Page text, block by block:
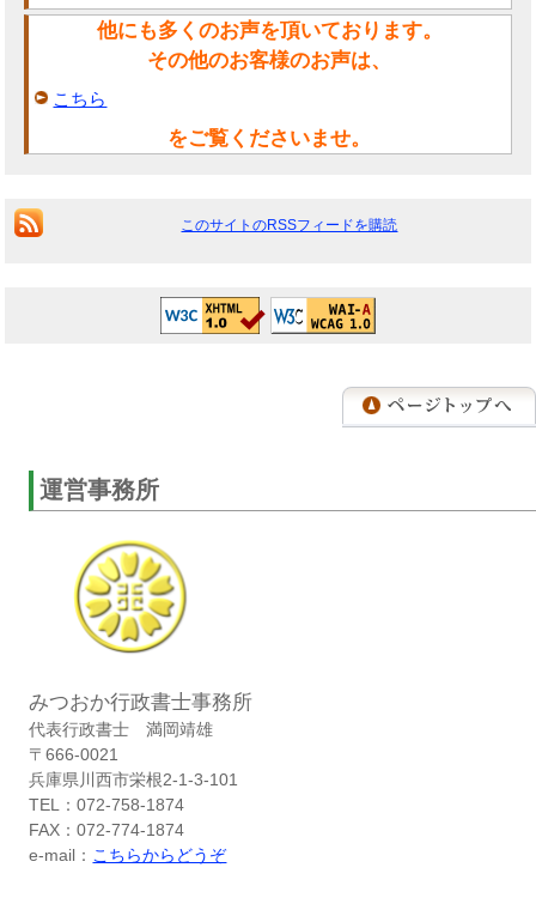
他にも多くのお声を頂いております。
その他のお客様のお声は、
こちら
をご覧くださいませ。
このサイトのRSSフィードを購読
運営事務所
みつおか行政書士事務所
代表行政書士 満岡靖雄
〒666-0021
兵庫県川西市栄根2-1-3-101
TEL：072-758-1874
FAX：072-774-1874
e-mail： こちらからどうぞ